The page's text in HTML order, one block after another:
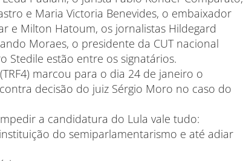
e Maria Victoria Benevides, o embaixador
e Milton Hatoum, os jornalistas Hildegard
Moraes, o presidente da CUT nacional
Stedile estão entre os signatários.
marcou para o dia 24 de janeiro o
decisão do juiz Sérgio Moro no caso do
a candidatura do Lula vale tudo:
do semiparlamentarismo e até adiar